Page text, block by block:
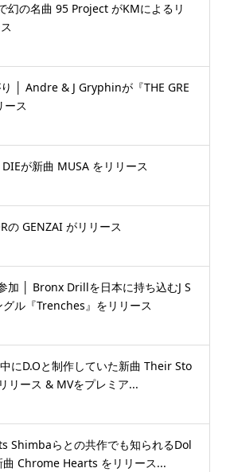
幻の名曲 95 Project がKMによるリ
│ Andre & J Gryphinが『THE GRE
ース
が新曲 MUSA をリリース
の GENZAI がリリース
加 │ Bronx Drillを日本に持ち込むJ S
ル『Trenches』をリリース
にD.Oと制作していた新曲 Their Sto
リース & MVをプレミア...
Shimbaらとの共作でも知られるDol
Chrome Hearts をリリース...